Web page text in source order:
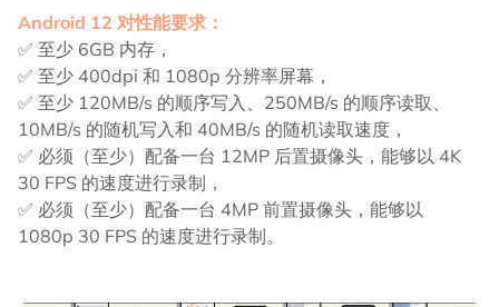
Android 12 对性能要求：
✅ 至少 6GB 内存，
✅ 至少 400dpi 和 1080p 分辨率屏幕，
✅ 至少 120MB/s 的顺序写入、250MB/s 的顺序读取、
10MB/s 的随机写入和 40MB/s 的随机读取速度，
✅ 必须（至少）配备一台 12MP 后置摄像头，能够以 4K
30 FPS 的速度进行录制，
✅ 必须（至少）配备一台 4MP 前置摄像头，能够以
1080p 30 FPS 的速度进行录制。